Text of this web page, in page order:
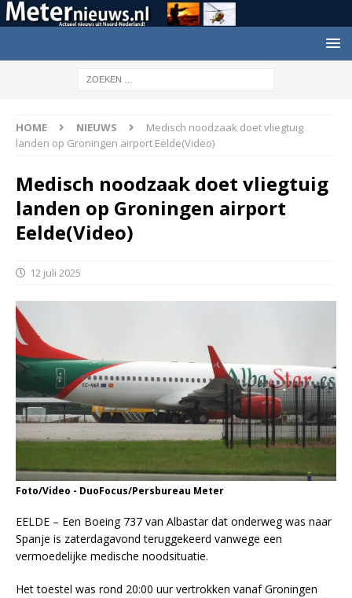
HOME NIEUWS
Medisch noodzaak doet vliegtuig
landen op Groningen airport Eelde(Video)
Medisch noodzaak doet vliegtuig
landen op Groningen airport
Eelde(Video)
12 juli 2025
Foto/Video - DuoFocus/Persbureau Meter
EELDE – Een Boeing 737 van Albastar dat onderweg was naar
Spanje is zaterdagavond teruggekeerd vanwege een
vermoedelijke medische noodsituatie.
Het toestel was rond 20:00 uur vertrokken vanaf Groningen